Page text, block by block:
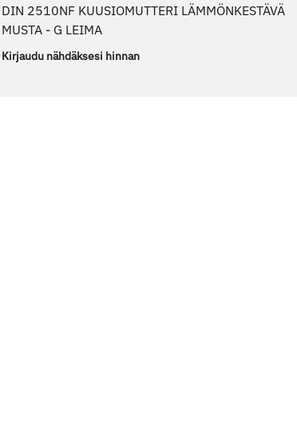
DIN 2510NF KUUSIOMUTTERI LÄMMÖNKESTÄVÄ
MUSTA - G LEIMA
Kirjaudu nähdäksesi hinnan